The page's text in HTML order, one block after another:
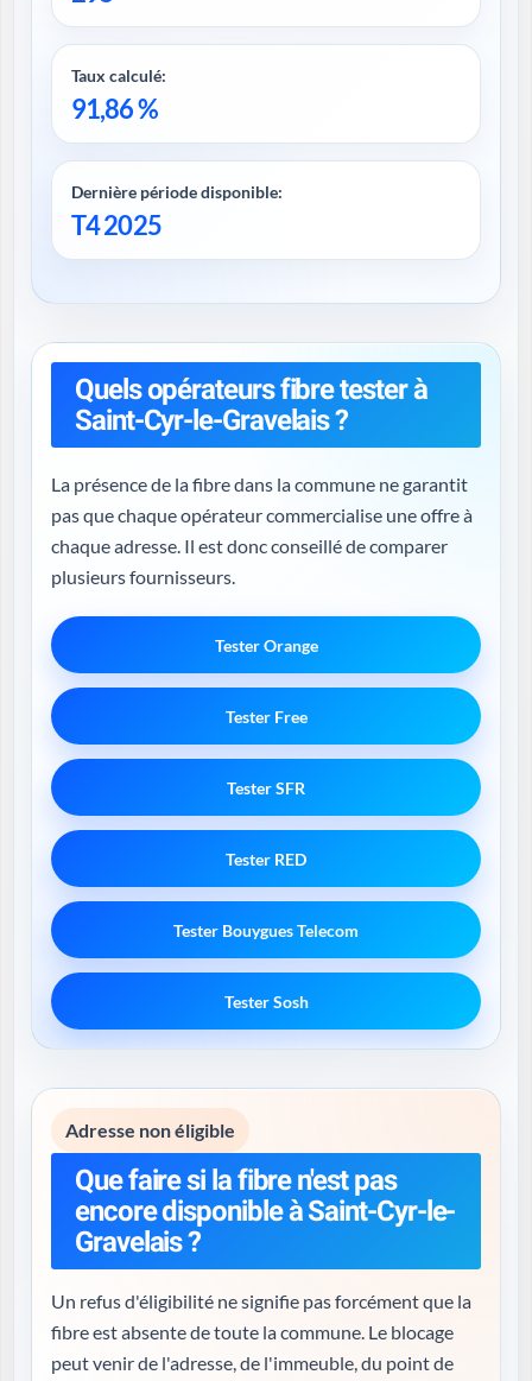
Taux calculé:
91,86 %
Dernière période disponible:
T4 2025
Quels opérateurs fibre tester à
Saint-Cyr-le-Gravelais ?
La présence de la fibre dans la commune ne garantit
pas que chaque opérateur commercialise une offre à
chaque adresse. Il est donc conseillé de comparer
plusieurs fournisseurs.
Tester Orange
Tester Free
Tester SFR
Tester RED
Tester Bouygues Telecom
Tester Sosh
Adresse non éligible
Que faire si la fibre n'est pas
encore disponible à Saint-Cyr-le-
Gravelais ?
Un refus d'éligibilité ne signifie pas forcément que la
fibre est absente de toute la commune. Le blocage
peut venir de l'adresse, de l'immeuble, du point de